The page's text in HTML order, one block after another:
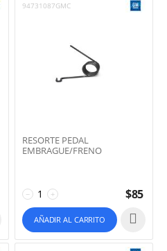
94731087GMC
RESORTE PEDAL
EMBRAGUE/FRENO
+
− $85
AÑADIR AL CARRITO